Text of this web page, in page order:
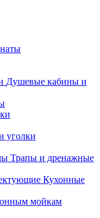
Душевые кабины и
уголки
Трапы и дренажные
Кухонные
мойкам